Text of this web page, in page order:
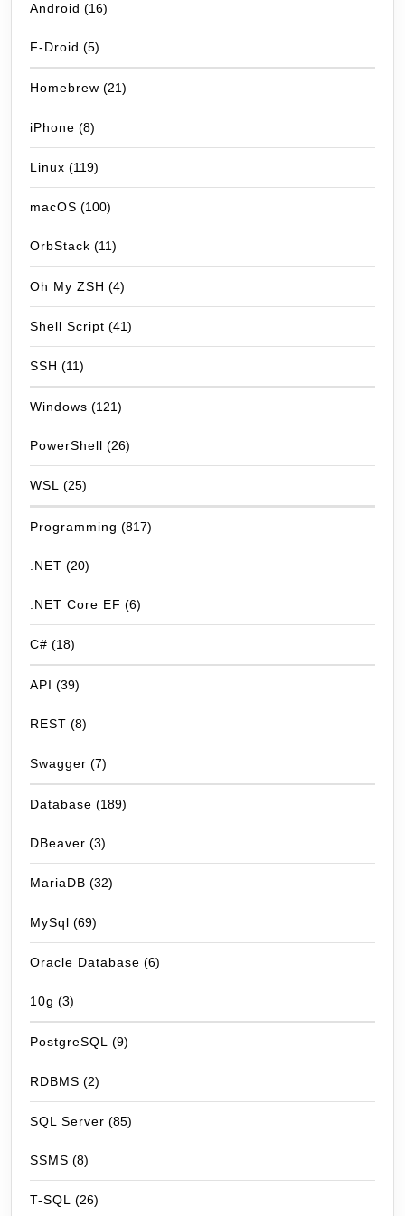
Android (16)
F-Droid (5)
Homebrew (21)
iPhone (8)
Linux (119)
macOS (100)
OrbStack (11)
Oh My ZSH (4)
Shell Script (41)
SSH (11)
Windows (121)
PowerShell (26)
WSL (25)
Programming (817)
.NET (20)
.NET Core EF (6)
C# (18)
API (39)
REST (8)
Swagger (7)
Database (189)
DBeaver (3)
MariaDB (32)
MySql (69)
Oracle Database (6)
10g (3)
PostgreSQL (9)
RDBMS (2)
SQL Server (85)
SSMS (8)
T-SQL (26)